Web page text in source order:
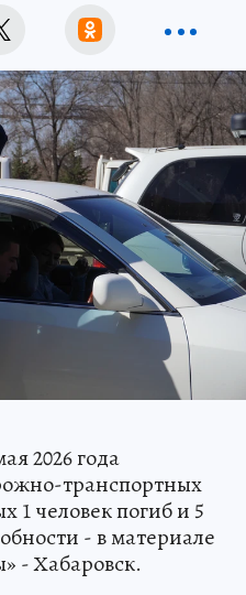
2026 года
транспортных
1 человек погиб и 5
- в материале
- Хабаровск.